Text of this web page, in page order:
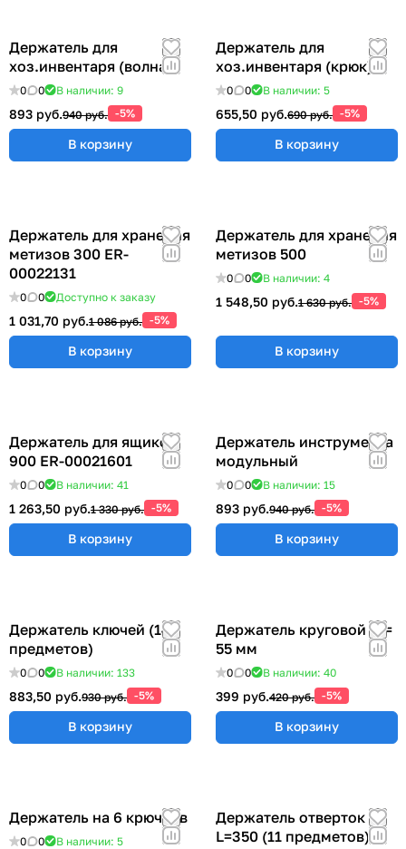
Держатель для
хоз.инвентаря (волна)
0 0 В наличии: 9
893 руб.940 руб. -5%
В корзину
Держатель для
хоз.инвентаря (крюк)
0 0 В наличии: 5
655,50 руб.690 руб. -5%
В корзину
Держатель для хранения
метизов 300 ER-
00022131
0 0 Доступно к заказу
1 031,70 руб.1 086 руб. -5%
В корзину
Держатель для хранения
метизов 500
0 0 В наличии: 4
1 548,50 руб.1 630 руб. -5%
В корзину
Держатель для ящиков
900 ER-00021601
0 0 В наличии: 41
1 263,50 руб.1 330 руб. -5%
В корзину
Держатель инструмента
модульный
0 0 В наличии: 15
893 руб.940 руб. -5%
В корзину
Держатель ключей (14
предметов)
0 0 В наличии: 133
883,50 руб.930 руб. -5%
В корзину
Держатель круговой Ø =
55 мм
0 0 В наличии: 40
399 руб.420 руб. -5%
В корзину
Держатель на 6 крючков
0 0 В наличии: 5
Держатель отверток
L=350 (11 предметов)